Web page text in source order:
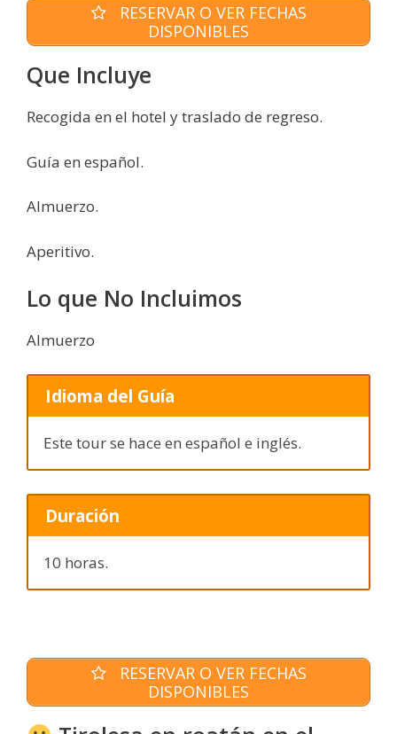
RESERVAR O VER FECHAS
DISPONIBLES
Que Incluye
Recogida en el hotel y traslado de regreso.
Guía en español.
Almuerzo.
Aperitivo.
Lo que No Incluimos
Almuerzo
Idioma del Guía
Este tour se hace en español e inglés.
Duración
10 horas.
RESERVAR O VER FECHAS
DISPONIBLES